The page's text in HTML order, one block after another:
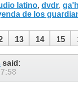
latino, dvdr,
de los
13 14 15
said: